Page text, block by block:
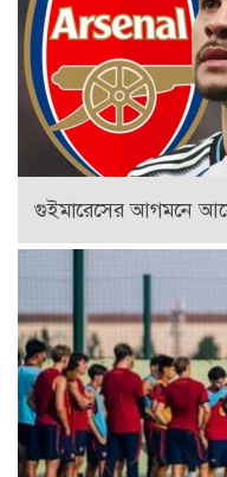
গুইমারেসের আগমনে